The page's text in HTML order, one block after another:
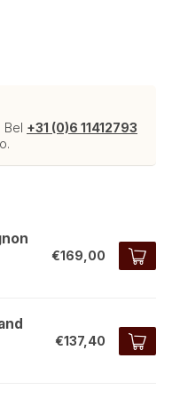
Bel +31 (0)6 11412793
€169,00
€137,40